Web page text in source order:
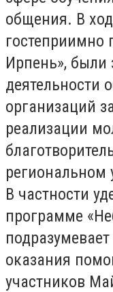
общения. В
гостеприимно
Ирпень», были
деятельности
организаций
реализации
региональном
В частности
программе
оказания
участников